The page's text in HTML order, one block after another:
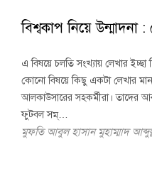
বিশ্বকাপ নিয়ে
এ বিষয়ে চলতি সংখ্যায় লেখার ইচ্ছা
কোনো বিষয়ে কিছু একটা লেখার
আলকাউসারের সহকর্মীরা। তাদের
ফুটবল সম্…
মুফতি আবুল হাসান মুহাম্মাদ